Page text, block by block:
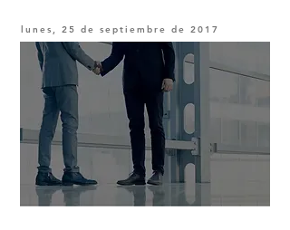
lunes, 25 de septiembre de 2017